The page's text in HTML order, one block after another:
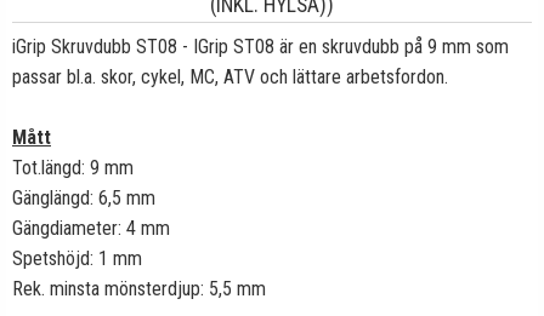
(INKL. HYLSA))
iGrip Skruvdubb ST08 - IGrip ST08 är en skruvdubb på 9 mm som
passar bl.a. skor, cykel, MC, ATV och lättare arbetsfordon.
Mått
Tot.längd: 9 mm
Gänglängd: 6,5 mm
Gängdiameter: 4 mm
Spetshöjd: 1 mm
Rek. minsta mönsterdjup: 5,5 mm